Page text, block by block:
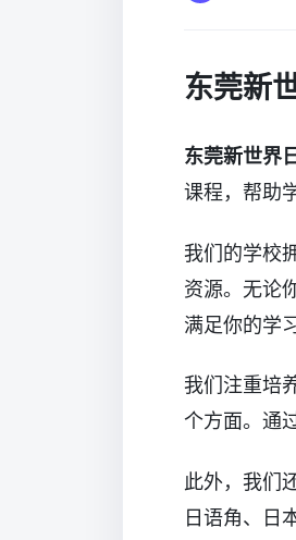
东莞新
东莞新世界
课程，帮助
我们的学校
资源。无论
满足你的学
我们注重培
个方面。通
此外，我们
日语角、日